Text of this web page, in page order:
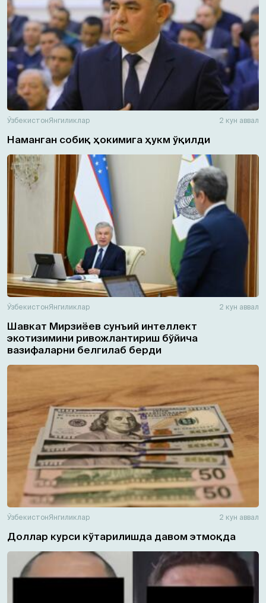
ЎзбекистонЯнгиликлар 2 кун аввал
Наманган собиқ ҳокимига ҳукм ўқилди
ЎзбекистонЯнгиликлар 2 кун аввал
Шавкат Мирзиёев сунъий интеллект
экотизимини ривожлантириш бўйича
вазифаларни белгилаб берди
ЎзбекистонЯнгиликлар 2 кун аввал
Доллар курси кўтарилишда давом этмоқда